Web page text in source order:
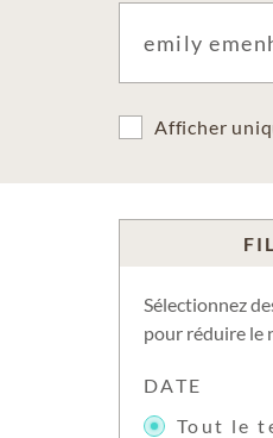
Afficher
Sélectionnez
pour réduire le
DATE
Tout le